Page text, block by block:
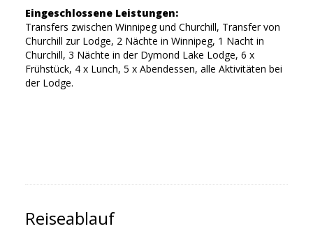
Eingeschlossene Leistungen:
Transfers zwischen Winnipeg und Churchill, Transfer von
Churchill zur Lodge, 2 Nächte in Winnipeg, 1 Nacht in
Churchill, 3 Nächte in der Dymond Lake Lodge, 6 x
Frühstück, 4 x Lunch, 5 x Abendessen, alle Aktivitäten bei
der Lodge.
Reiseablauf